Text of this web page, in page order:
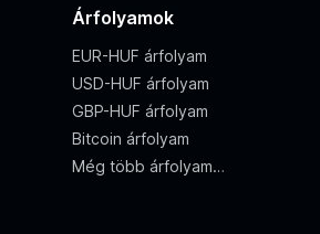
Árfolyamok
EUR-HUF árfolyam
USD-HUF árfolyam
GBP-HUF árfolyam
Bitcoin árfolyam
Még több árfolyam…